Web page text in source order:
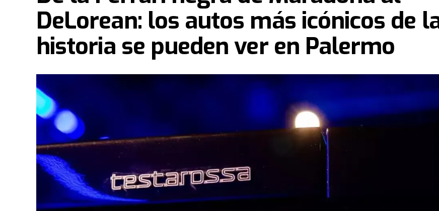
DeLorean: los autos más icónicos de
historia se pueden ver en Palermo